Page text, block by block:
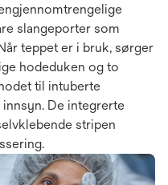
slangeporter som
teppet er i bruk, sørger
hodeduken og to
til intuberte
De integrerte
stripen